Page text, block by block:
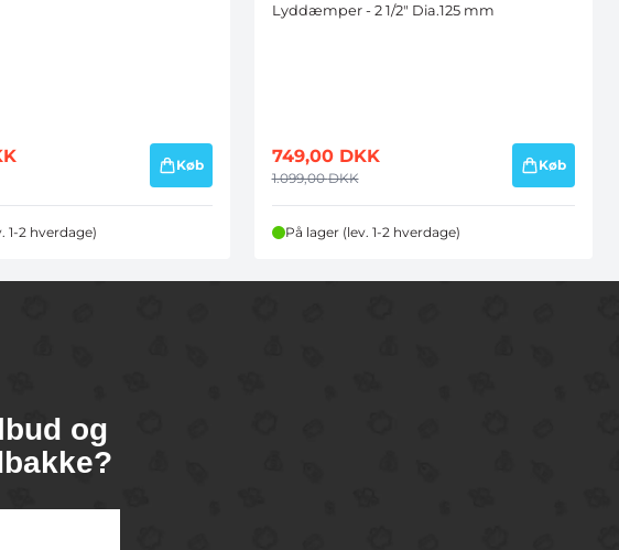
Køb
1-2 hverdage)
Lyddæmper - 2 1/2" Dia.125 mm
749,00 DKK
1.099,00DKK
Køb
På lager (lev. 1-2 hverdage)
og